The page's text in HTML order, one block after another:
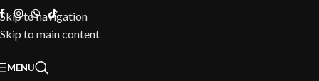
Skip to navigation
Skip to main content
MENU